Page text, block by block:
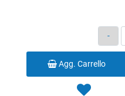
Agg. Carrello